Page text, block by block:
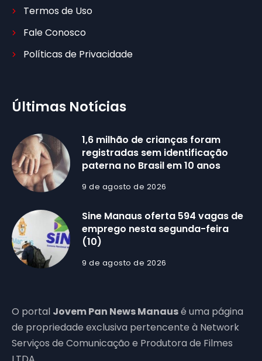
Termos de Uso
Fale Conosco
Políticas de Privacidade
Últimas Notícias
1,6 milhão de crianças foram
registradas sem identificação
paterna no Brasil em 10 anos
9 de agosto de 2026
Sine Manaus oferta 594 vagas de
emprego nesta segunda-feira
(10)
9 de agosto de 2026
O portal Jovem Pan News Manausé uma página
de propriedade exclusiva pertencente à Network
Serviços de Comunicação e Produtora de Filmes